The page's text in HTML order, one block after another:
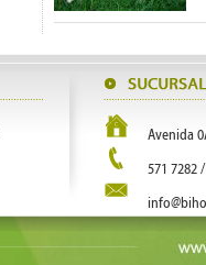
Avenida
571 7282